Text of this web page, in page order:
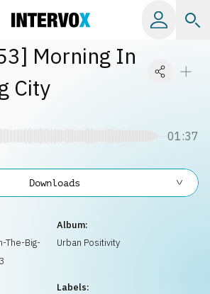
] Morning In
City
01:37
The-Big-
Album:
Urban Positivity
Labels:
Downloads